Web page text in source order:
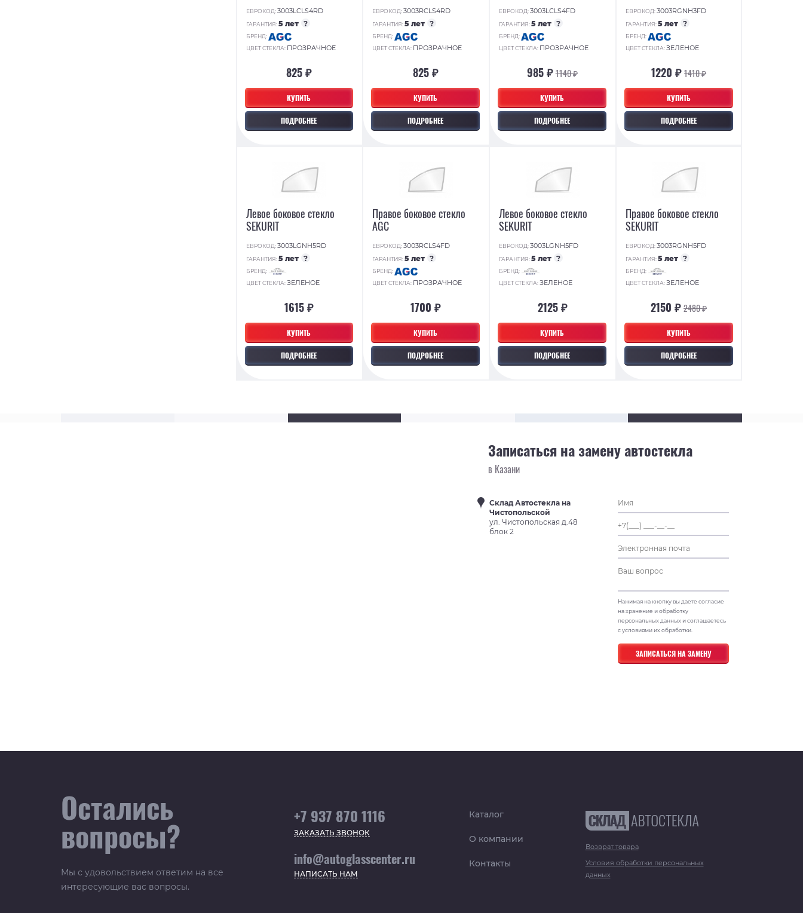
КУПИТЬ
ПОДРОБНЕЕ
ЕВРОКОД:3003LCLS4RD
ГАРАНТИЯ:5 лет ?
БРЕНД:
ЦВЕТ СТЕКЛА: ПРОЗРАЧНОЕ
825 ₽
КУПИТЬ
ПОДРОБНЕЕ
ЕВРОКОД:3003RCLS4RD
ГАРАНТИЯ:5 лет ?
БРЕНД:
ЦВЕТ СТЕКЛА: ПРОЗРАЧНОЕ
825 ₽
КУПИТЬ
ПОДРОБНЕЕ
ЕВРОКОД:3003LCLS4FD
ГАРАНТИЯ:5 лет ?
БРЕНД:
ЦВЕТ СТЕКЛА: ПРОЗРАЧНОЕ
985 ₽1140 ₽
КУПИТЬ
ПОДРОБНЕЕ
ЕВРОКОД:3003RGNH3FD
ГАРАНТИЯ:5 лет ?
БРЕНД:
ЦВЕТ СТЕКЛА:ЗЕЛЕНОЕ
1220 ₽1410 ₽
КУПИТЬ
ПОДРОБНЕЕ
Левое боковое стекло
SEKURIT
ЕВРОКОД:3003LGNH5RD
ГАРАНТИЯ:5 лет ?
БРЕНД:
ЦВЕТ СТЕКЛА:ЗЕЛЕНОЕ
1615 ₽
КУПИТЬ
ПОДРОБНЕЕ
Правое боковое стекло
AGC
ЕВРОКОД:3003RCLS4FD
ГАРАНТИЯ:5 лет ?
БРЕНД:
ЦВЕТ СТЕКЛА: ПРОЗРАЧНОЕ
1700 ₽
КУПИТЬ
ПОДРОБНЕЕ
Левое боковое стекло
SEKURIT
ЕВРОКОД:3003LGNH5FD
ГАРАНТИЯ:5 лет ?
БРЕНД:
ЦВЕТ СТЕКЛА:ЗЕЛЕНОЕ
2125 ₽
КУПИТЬ
ПОДРОБНЕЕ
Правое боковое стекло
SEKURIT
ЕВРОКОД:3003RGNH5FD
ГАРАНТИЯ:5 лет ?
БРЕНД:
ЦВЕТ СТЕКЛА:ЗЕЛЕНОЕ
2150 ₽2480 ₽
Записаться на замену автостекла
в Казани
Склад Автостекла на
Чистопольской
ул. Чистопольская д.48
блок 2
Нажимая на кнопку вы даете согласие
на хранение и обработку
персональных данных и соглашаетесь
с условиями их обработки.
Остались
вопросы?
Мы с удовольствием ответим на все
интересующие вас вопросы.
+7 937 870 1116
ЗАКАЗАТЬ ЗВОНОК
info@autoglasscenter.ru
НАПИСАТЬ НАМ
Каталог
О компании
Контакты
Возврат товара
Условия обработки персональных
данных